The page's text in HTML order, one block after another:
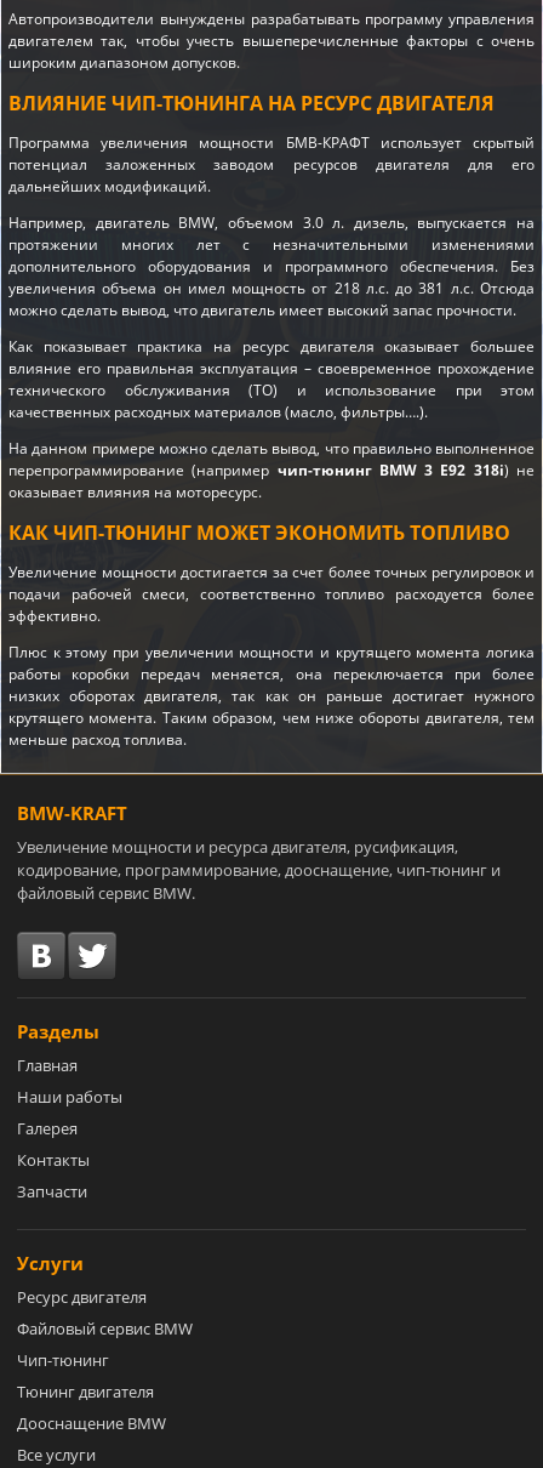
Автопроизводители вынуждены разрабатывать программу управления
двигателем так, чтобы учесть вышеперечисленные факторы с очень
широким диапазоном допусков.
ВЛИЯНИЕ ЧИП-ТЮНИНГА НА РЕСУРС ДВИГАТЕЛЯ
Программа увеличения мощности БМВ-КРАФТ использует скрытый
потенциал заложенных заводом ресурсов двигателя для его
дальнейших модификаций.
Например, двигатель BMW, объемом 3.0 л. дизель, выпускается на
протяжении многих лет с незначительными изменениями
дополнительного оборудования и программного обеспечения. Без
увеличения объема он имел мощность от 218 л.с. до 381 л.с. Отсюда
можно сделать вывод, что двигатель имеет высокий запас прочности.
Как показывает практика на ресурс двигателя оказывает большее
влияние его правильная эксплуатация – своевременное прохождение
технического обслуживания (ТО) и использование при этом
качественных расходных материалов (масло, фильтры….).
На данном примере можно сделать вывод, что правильно выполненное
перепрограммирование (например чип-тюнинг BMW 3 E92 318i) не
оказывает влияния на моторесурс.
КАК ЧИП-ТЮНИНГ МОЖЕТ ЭКОНОМИТЬ ТОПЛИВО
Увеличение мощности достигается за счет более точных регулировок и
подачи рабочей смеси, соответственно топливо расходуется более
эффективно.
Плюс к этому при увеличении мощности и крутящего момента логика
работы коробки передач меняется, она переключается при более
низких оборотах двигателя, так как он раньше достигает нужного
крутящего момента. Таким образом, чем ниже обороты двигателя, тем
меньше расход топлива.
BMW-KRAFT
Увеличение мощности и ресурса двигателя, русификация,
кодирование, программирование, дооснащение, чип-тюнинг и
файловый сервис BMW.
Разделы
Главная
Наши работы
Галерея
Контакты
Запчасти
Услуги
Ресурс двигателя
Файловый сервис BMW
Чип-тюнинг
Тюнинг двигателя
Дооснащение BMW
Все услуги